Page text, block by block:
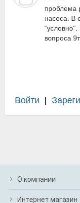
проблема
насоса. В
вопроса
Войти
О компании
Интернет магазин